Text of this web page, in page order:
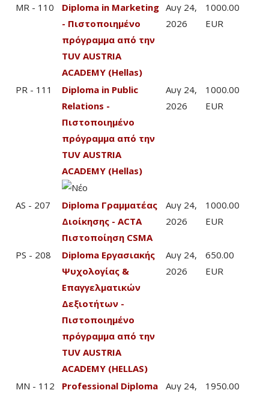
MR - 110
Diploma in Marketing
- Πιστοποιημένο
πρόγραμμα από την
TUV AUSTRIA
ACADEMY (Hellas)
Αυγ 24,
2026
1000.00
EUR
PR - 111
Diploma in Public
Relations -
Πιστοποιημένο
πρόγραμμα από την
TUV AUSTRIA
ACADEMY (Hellas)
Αυγ 24,
2026
1000.00
EUR
AS - 207
Diploma Γραμματέας
Διοίκησης - ACTA
Πιστοποίηση CSMA
Αυγ 24,
2026
1000.00
EUR
PS - 208
Diploma Εργασιακής
Ψυχολογίας &
Επαγγελματικών
Δεξιοτήτων -
Πιστοποιημένο
πρόγραμμα από την
TUV AUSTRIA
ACADEMY (HELLAS)
Αυγ 24,
2026
650.00
EUR
MN - 112
Professional Diploma
Αυγ 24,
1950.00